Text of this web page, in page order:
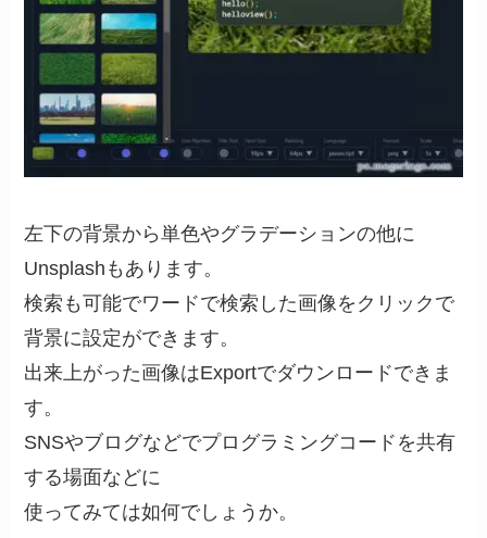
左下の背景から単色やグラデーションの他に
Unsplashもあります。
検索も可能でワードで検索した画像をクリックで
背景に設定ができます。
出来上がった画像はExportでダウンロードできま
す。
SNSやブログなどでプログラミングコードを共有
する場面などに
使ってみては如何でしょうか。